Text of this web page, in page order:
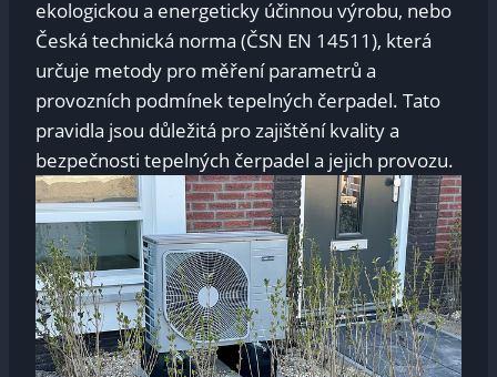
ekologickou a energeticky účinnou výrobu, nebo
Česká technická norma (ČSN EN 14511), která
určuje metody pro měření parametrů a
provozních podmínek tepelných čerpadel. Tato
pravidla jsou důležitá pro zajištění kvality a
bezpečnosti tepelných čerpadel a jejich provozu.